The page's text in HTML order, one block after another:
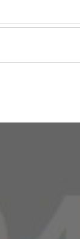
performansını
oranı) ölçmemize
sağlamak